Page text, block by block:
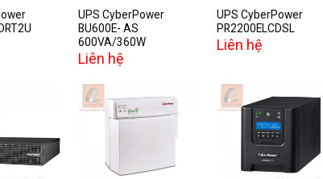
UPS CyberPower
BU600E- AS
600VA/360W
Liên hệ
UPS CyberPower
PR2200ELCDSL
Liên hệ
Add to
wishlist
wishlist
Add to
wishlist